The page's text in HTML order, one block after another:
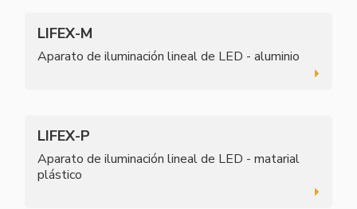
LIFEX-M
Aparato de iluminación lineal de LED - aluminio
LIFEX-P
Aparato de iluminación lineal de LED - matarial
plástico